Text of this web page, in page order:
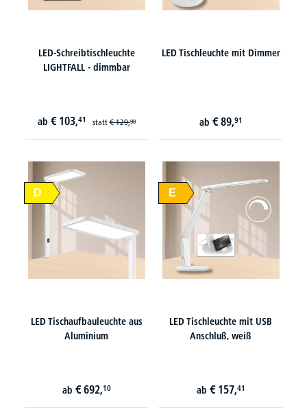
LED-Schreibtischleuchte
LIGHTFALL - dimmbar
ab € 103,41 statt€ 129,90
LED Tischleuchte mit Dimmer
ab € 89,91
D
LED Tischaufbauleuchte aus
Aluminium
ab € 692,10
E
LED Tischleuchte mit USB
Anschluß, weiß
ab € 157,41